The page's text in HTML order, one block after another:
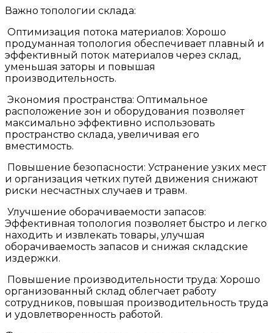
Важно топологии склада:
Оптимизация потока материалов: Хорошо
продуманная топология обеспечивает плавный и
эффективный поток материалов через склад,
уменьшая заторы и повышая
производительность.
Экономия пространства: Оптимальное
расположение зон и оборудования позволяет
максимально эффективно использовать
пространство склада, увеличивая его
вместимость.
Повышение безопасности: Устранение узких мест
и организация четких путей движения снижают
риски несчастных случаев и травм.
Улучшение оборачиваемости запасов:
Эффективная топология позволяет быстро и легко
находить и извлекать товары, улучшая
оборачиваемость запасов и снижая складские
издержки.
Повышение производительности труда: Хорошо
организованный склад облегчает работу
сотрудников, повышая производительность труда
и удовлетворенность работой.